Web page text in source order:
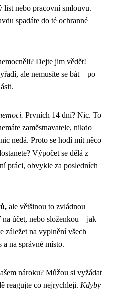
list nebo pracovní smlouvu.
spadáte do té ochranné
Dejte jim vědět!
ale nemusíte se bát – po
Prvních 14 dní? Nic. To
zaměstnavatele, nikdo
nedá. Proto se hodí mít něco
Výpočet se dělá z
práci, obvykle za posledních
ale většinou to zvládnou
účet, nebo složenkou – jak
záležet na vyplnění všech
na správné místo.
nároku? Můžou si vyžádat
reagujte co nejrychleji. Kdyby